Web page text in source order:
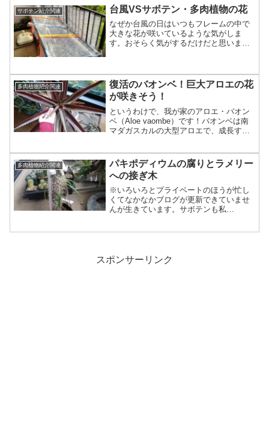
経験ですね！というわけで、前回の復習
から！2015年...
サボテン紹介関連 台風VSサボテン・多肉植物の花
なぜか台風の日はいつもフレームの中で
大きな花が咲いているような気がしま
す。おそらく気がするだけだと思います
ダの手摺に風除けシートを巻き付けま
す。イレクターパイプのフ...
多肉植物紹介関連
復活のバオンベ！巨大アロエの花
が咲きそう！
というわけで、我が家のアロエ・バオン
ベ（Aloe vaombe）です！バオンベは南
マダガスカルの大型アロエで、成長する
ませんがアロエの和名には「錦」がよく
つきますね。...
多肉植物紹介関連
パキポディウムの腐りとラメリー
への接ぎ木
※いろいろとプライベートのほうが忙し
くてなかなかブログが更新できていませ
んが生きています。サボテンも私
スポンサーリンク